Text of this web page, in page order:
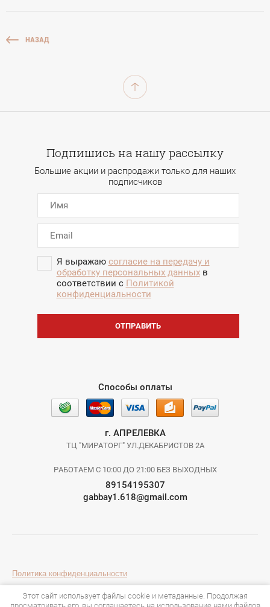
Этот сайт использует файлы cookie и метаданные. Продолжая
НАЗАД
Подпишись на нашу рассылку
Большие акции и распродажи только для наших
подписчиков
Я выражаю согласие на передачу и
обработку персональных данныхв
соответствии с Политикой
конфиденциальности
ОТПРАВИТЬ
Способы оплаты
г. АПРЕЛЕВКА
ТЦ "МИРАТОРГ" УЛ.ДЕКАБРИСТОВ 2А
РАБОТАЕМ С 10:00 ДО 21:00 БЕЗ ВЫХОДНЫХ
89154195307
gabbay1.618@gmail.com
Политика конфиденциальности